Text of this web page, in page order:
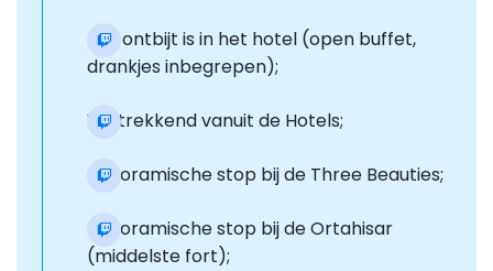
Het ontbijt is in het hotel (open buffet,
drankjes inbegrepen);
Vertrekkend vanuit de Hotels;
Panoramische stop bij de Three Beauties;
Panoramische stop bij de Ortahisar
(middelste fort);